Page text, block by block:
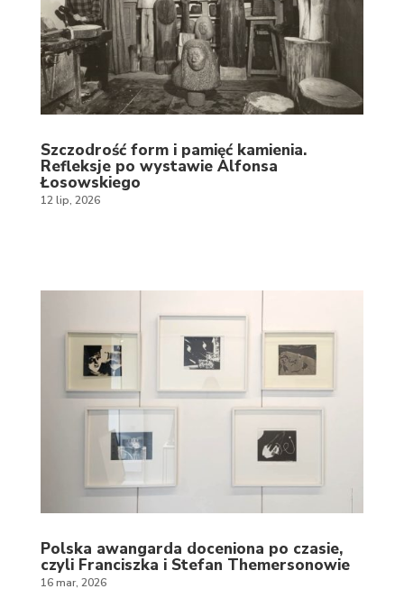
Szczodrość form i pamięć kamienia.
Refleksje po wystawie Alfonsa
Łosowskiego
12 lip, 2026
Polska awangarda doceniona po czasie,
czyli Franciszka i Stefan Themersonowie
16 mar, 2026